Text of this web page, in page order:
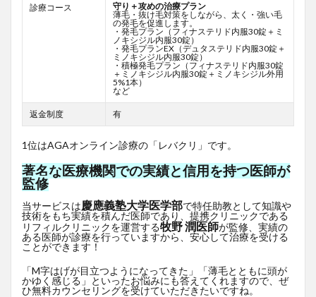
診療コース
守り＋攻めの治療プラン
薄毛・抜け毛対策をしながら、太く・強い毛
の発毛を促進します。
・発毛プラン（フィナステリド内服30錠＋ミ
ノキシジル内服30錠）
・発毛プランEX（デュタステリド内服30錠＋
ミノキシジル内服30錠）
・積極発毛プラン（フィナステリド内服30錠
＋ミノキシジル内服30錠＋ミノキシジル外用
5%1本）
など
返金制度 有
1位はAGAオンライン診療の「レバクリ」です。
著名な医療機関での実績と信用を持つ医師が
監修
当サービスは慶應義塾大学医学部で特任助教として知識や
技術をもち実績を積んだ医師であり、提携クリニックである
リフィルクリニックを運営する牧野 潤医師が監修、実績の
ある医師が診療を行っていますから、安心して治療を受ける
ことができます！
「M字はげが目立つようになってきた」「薄毛とともに頭が
かゆく感じる」といったお悩みにも答えてくれますので、ぜ
ひ無料カウンセリングを受けていただきたいですね。